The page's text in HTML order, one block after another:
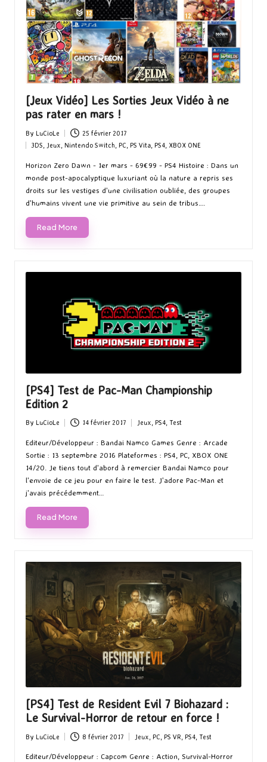
[Jeux Vidéo] Les Sorties Jeux Vidéo à ne
pas rater en mars !
Posted
by
By LuCioLe 25 février 2017
Posted
3DS, Jeux, Nintendo Switch,PC,PS Vita,PS4, XBOX ONE
Horizon Zero Dawn - 1er mars - 69€99 - PS4 Histoire : Dans un
monde post-apocalyptique luxuriant où la nature a repris ses
droits sur les vestiges d'une civilisation oubliée, des groupes
d'humains vivent une vie primitive au sein de tribus.…
Read More
[PS4] Test de Pac-Man Championship
Edition 2
Posted
by
By LuCioLe 14 février 2017
Posted
in
Jeux, PS4, Test
Editeur/Développeur : Bandai Namco Games Genre : Arcade
Sortie : 13 septembre 2016 Plateformes : PS4, PC, XBOX ONE
14/20. Je tiens tout d'abord à remercier Bandai Namco pour
l'envoie de ce jeu pour en faire le test. J'adore Pac-Man et
j'avais précédemment…
Read More
[PS4] Test de Resident Evil 7 Biohazard :
Le Survival-Horror de retour en force !
Posted
by
By LuCioLe 8 février 2017
Posted
in
Jeux PC, PS VR PS4, Test
Editeur/Développeur : Capcom Genre : Action, Survival-Horror